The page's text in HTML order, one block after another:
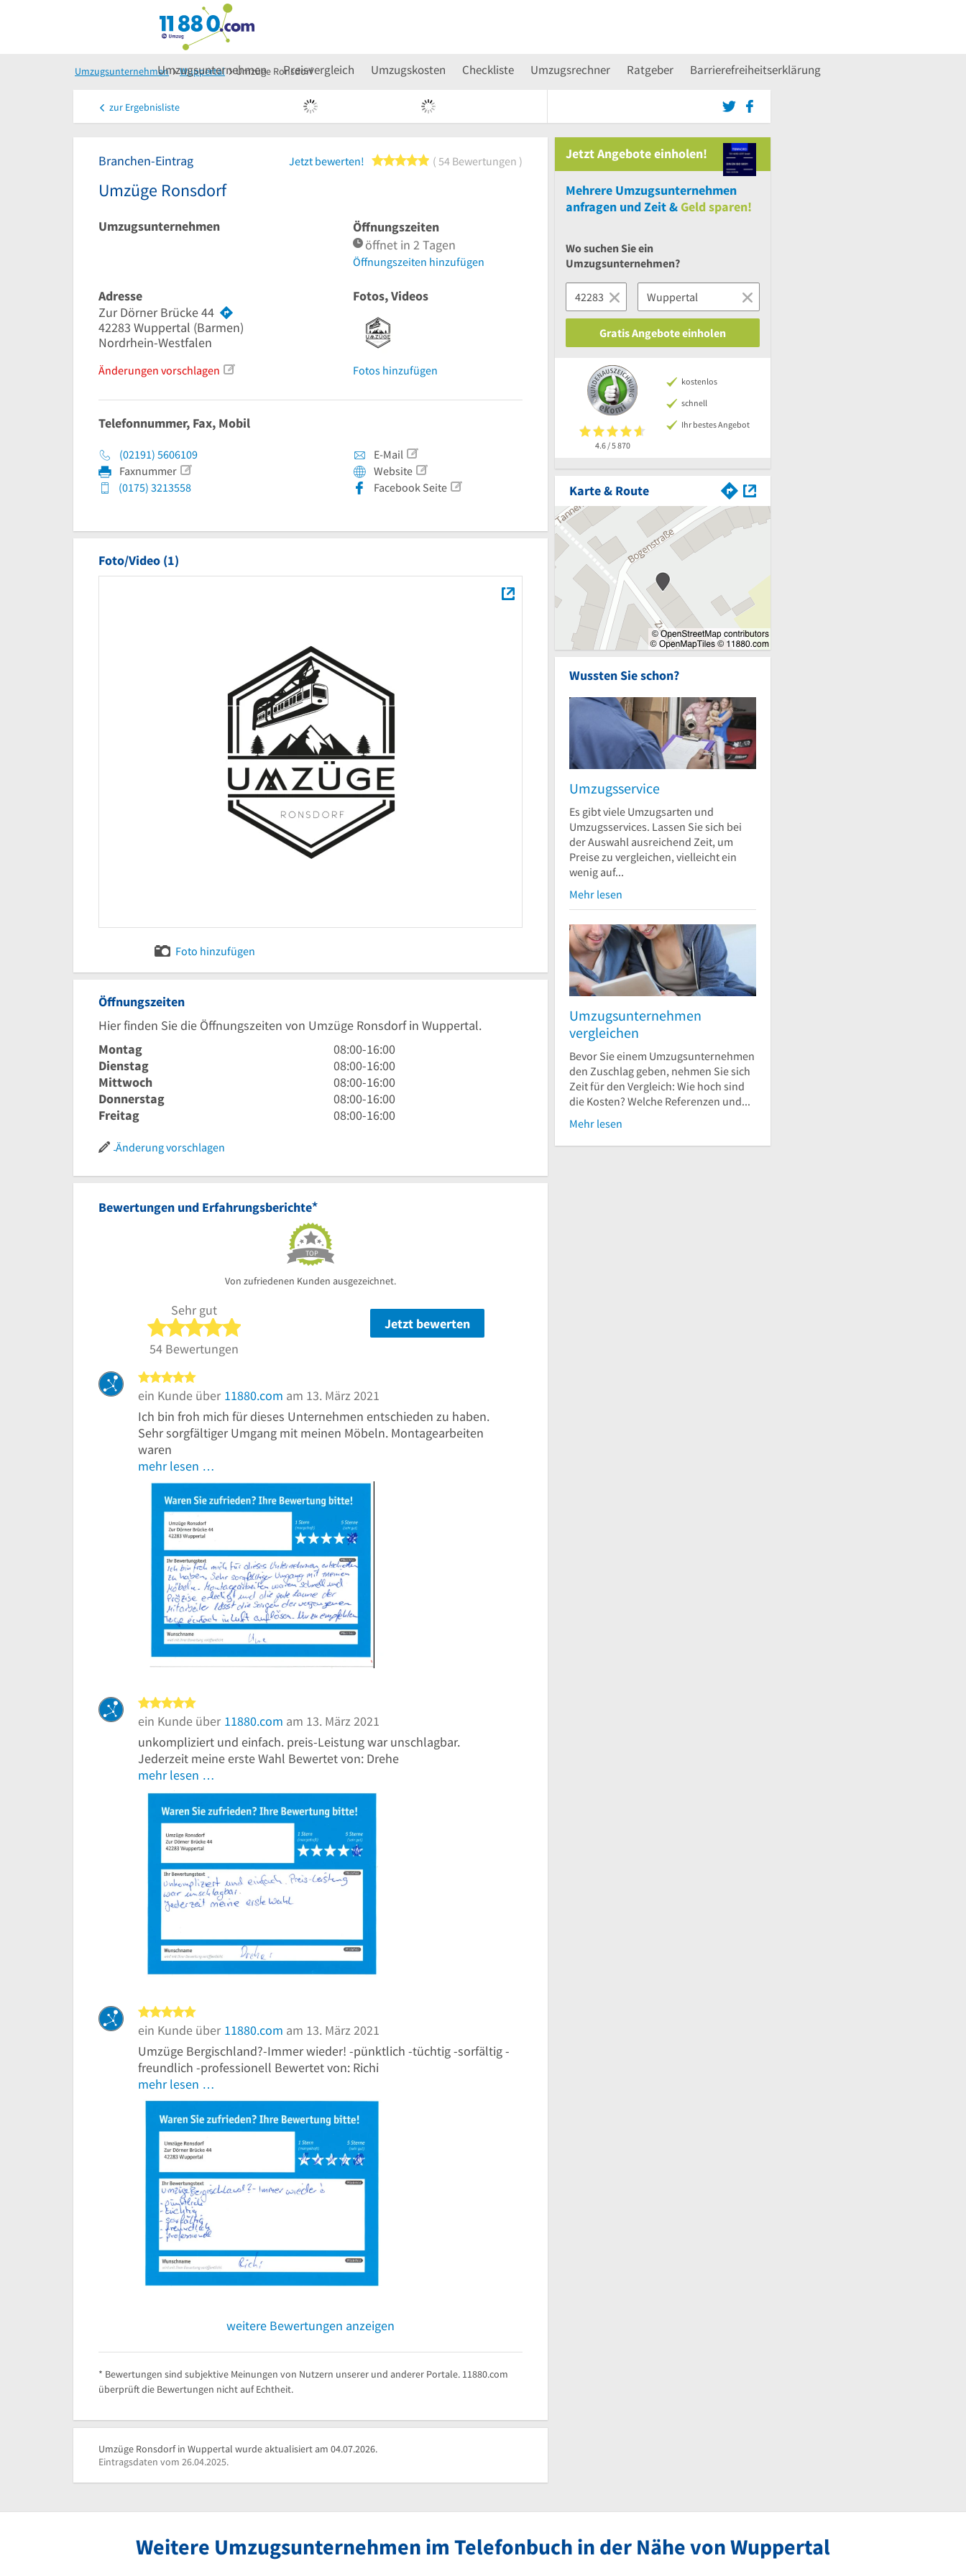
Umzugsunternehmen Preisvergleich Umzugskosten Checkliste Umzugsrechner Ratgeber Barrierefreiheitserklärung
Umzugsunternehmen Wuppertal Umzüge Ronsdorf
zur Ergebnisliste
Branchen-Eintrag Jetzt bewerten! 5 von 5 Sternen
54 Bewertungen
Umzüge Ronsdorf
Umzugsunternehmen
Öffnungszeiten
öffnet in 2 Tagen
Öffnungszeiten hinzufügen
Adresse
Zur Dörner Brücke 44
42283 Wuppertal (Barmen)
Nordrhein-Westfalen
Änderungen vorschlagen
Fotos, Videos
Fotos hinzufügen
Telefonnummer, Fax, Mobil
(02191) 5606109
Faxnummer
(0175) 3213558
E-Mail
Website
Facebook Seite
Foto/Video (1)
Foto hinzufügen
Öffnungszeiten
Hier finden Sie die Öffnungszeiten von Umzüge Ronsdorf in Wuppertal.
Montag
8
Uhr
bis
16
Uhr
08:00-16:00
Dienstag
8
Uhr
bis
16
08:00-16:00
Mittwoch
8
Uhr
bis
08:00-16:00
Donnerstag
8
Uhr
08:00-16:00
Freitag
8
Uhr
08:00-16:00
Änderung vorschlagen
Bewertungen und Erfahrungsberichte*
TOP
Von zufriedenen Kunden ausgezeichnet.
Sehr gut
5 von 5 Sternen
54 Bewertungen
Jetzt bewerten
ein Kunde über 11880.com am 13. März 2021
Ich bin froh mich für dieses Unternehmen entschieden zu haben.
Sehr sorgfältiger Umgang mit meinen Möbeln. Montagearbeiten
waren
mehr lesen …
ein Kunde über 11880.com am 13. März 2021
unkompliziert und einfach. preis-Leistung war unschlagbar.
Jederzeit meine erste Wahl Bewertet von: Drehe
mehr lesen …
ein Kunde über 11880.com am 13. März 2021
Umzüge Bergischland?-Immer wieder! -pünktlich -tüchtig -sorfältig -
freundlich -professionell Bewertet von: Richi
mehr lesen …
weitere Bewertungen anzeigen
* Bewertungen sind subjektive Meinungen von Nutzern unserer und anderer Portale. 11880.com
überprüft die Bewertungen nicht auf Echtheit.
Umzüge Ronsdorf in Wuppertal wurde aktualisiert am 04.07.2026.
Eintragsdaten vom 26.04.2025.
Jetzt Angebote einholen!
Mehrere Umzugsunternehmen
anfragen und Zeit &Geld sparen!
Wo suchen Sie ein
Umzugsunternehmen?
Gratis Angebote einholen
4.6 / 5870
kostenlos
schnell
Ihr bestes Angebot
Karte & Route
Wussten Sie schon?
Umzugsservice
Es gibt viele Umzugsarten und
Umzugsservices. Lassen Sie sich bei
der Auswahl ausreichend Zeit, um
Preise zu vergleichen, vielleicht ein
wenig auf...
Mehr lesen
Umzugsunternehmen
vergleichen
Bevor Sie einem Umzugsunternehmen
den Zuschlag geben, nehmen Sie sich
Zeit für den Vergleich: Wie hoch sind
die Kosten? Welche Referenzen und...
Mehr lesen
Weitere Umzugsunternehmen im Telefonbuch in der Nähe von Wuppertal